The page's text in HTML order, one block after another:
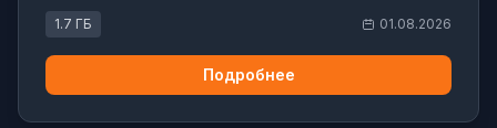
1.7 ГБ 01.08.2026
Подробнее